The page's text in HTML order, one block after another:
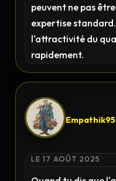
peuvent ne pas
expertise
l'attractivité du
rapidement.
Empathik95
LE 17 AOÛT 2025